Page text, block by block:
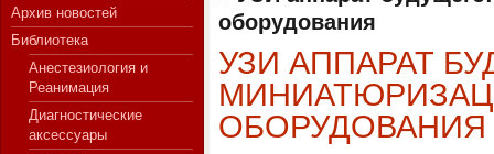
Архив новостей
Библиотека
Анестезиология и
Реанимация
Диагностические
аксессуары
оборудования
УЗИ АППАРАТ
ОБОРУДОВАНИЯ